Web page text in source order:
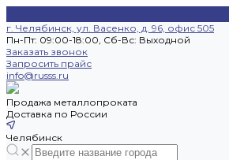
г. Челябинск, ул. Васенко, д. 96, офис 505
Пн-Пт: 09:00-18:00, Cб-Вс: Выходной
Заказать звонок
Запросить прайс
info@russs.ru
Продажа металлопроката
Доставка по России
Челябинск